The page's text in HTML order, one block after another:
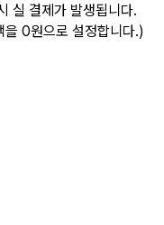
실 결제가 발생됩니다.
0원으로 설정합니다.)